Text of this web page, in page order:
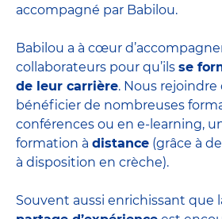
accompagné par Babilou.
Babilou a à cœur
collaborateurs pour qu’ils se
de leur carrière. Nous rejoindre
bénéficier de nombreuses
conférences ou en e-learning,
formation à distance (grâce à
à disposition en crèche).
Souvent aussi enrichissant que